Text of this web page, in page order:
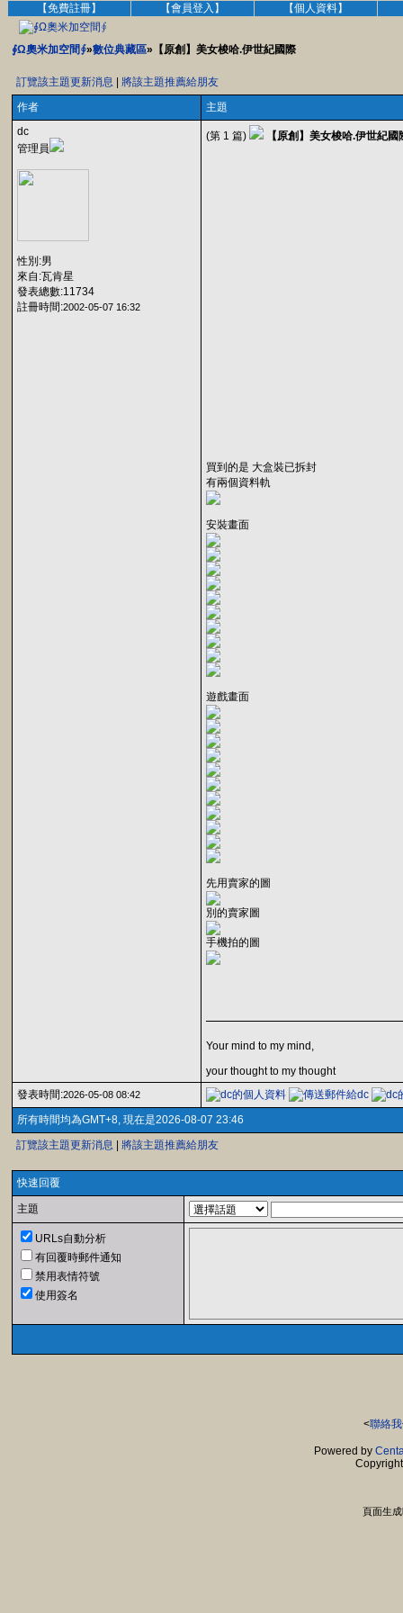
【免費註冊】 【會員登入】 【個人資料】
∮Ω奧米加空間∮»數位典藏區»【原創】美女梭哈.伊世紀國際
訂覽該主題更新消息
將該主題推薦給朋友
作者
主題
dc
管理員
性別:男
來自:瓦肯星
發表總數:11734
註冊時間:2002-05-07 16:32
(第 1 篇) 【原創】美女梭哈.伊世紀國
買到的是 大盒裝已拆封
有兩個資料軌
安裝畫面
遊戲畫面
先用賣家的圖
別的賣家圖
手機拍的圖
Your mind to my mind,
your thought to my thought
發表時間:2026-05-08 08:42
所有時間均為GMT+8, 現在是2026-08-07 23:46
訂覽該主題更新消息
將該主題推薦給朋友
快速回覆
主題
URLs自動分析
有回覆時郵件通知
禁用表情符號
使用簽名
<聯絡
Powered by
頁面生